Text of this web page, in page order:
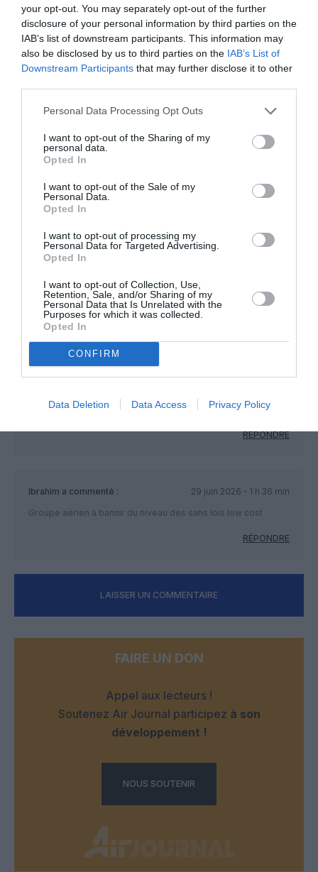
your opt-out. You may separately opt-out of the further
disclosure of your personal information by third parties on the
IAB’s list of downstream participants. This information may
also be disclosed by us to third parties on the IAB’s List of
Downstream Participants that may further disclose it to other
Personal Data Processing Opt Outs
I want to opt-out of the Sharing of my
personal data.
Opted In
I want to opt-out of the Sale of my
Personal Data.
Opted In
I want to opt-out of processing my
Personal Data for Targeted Advertising.
Opted In
I want to opt-out of Collection, Use,
Retention, Sale, and/or Sharing of my
Personal Data that Is Unrelated with the
Purposes for which it was collected.
Opted In
CONFIRM
Data Deletion Data Access Privacy Policy
PARTAGER L'ARTICLE
FacebookTwitterPinterestLinkedIn Print
COMMENTAIRE(S)
a commenté :
28 juin 2026 - 9 h 11 min
La Finlande n’est pas en Scandinavie…
Erratum : c’est plutôt 2026-2027 pour l’hiver qui arrive
RÉPONDRE
Ibrahim a commenté :
29 juin 2026 - 1 h 36 min
Groupe aérien à bannir du niveau des sans lois low cost
RÉPONDRE
LAISSER UN COMMENTAIRE
FAIRE UN DON
Appel aux lecteurs !
Soutenez Air Journal participez à son
développement !
NOUS SOUTENIR